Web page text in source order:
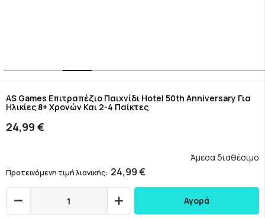
to
the
beginning
of
gallery
AS Games Επιτραπέζιο Παιχνίδι Hotel 50th Anniversary Για
Ηλικίες 8+ Χρονών Και 2-4 Παίκτες
24,99 €
Προτεινόμενη τιμή λιανικής 24,99 €
Άμεσα διαθέσιμο
Αγορά